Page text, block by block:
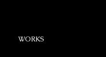
WORKS